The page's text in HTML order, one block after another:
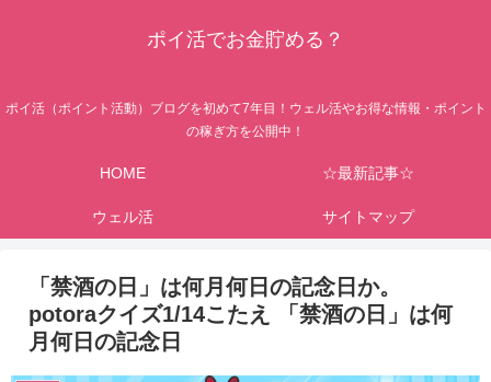
ポイ活でお金貯める？
ポイ活（ポイント活動）ブログを初めて7年目！ウェル活やお得な情報・ポイント
の稼ぎ方を公開中！
HOME ☆最新記事☆
ウェル活 サイトマップ
「禁酒の日」は何月何日の記念日か。
potoraクイズ1/14こたえ 「禁酒の日」は何
月何日の記念日